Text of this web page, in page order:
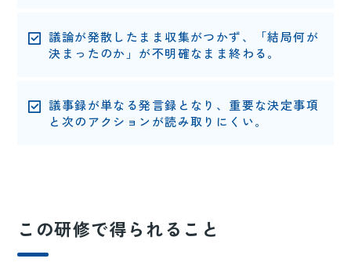
議論が発散したまま収集がつかず、「結局何が
決まったのか」が不明確なまま終わる。
議事録が単なる発言録となり、重要な決定事項
と次のアクションが読み取りにくい。
この研修で得られること